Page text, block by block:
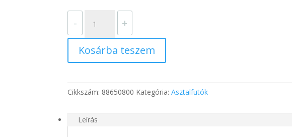
-
AIRLADE
MAGIE
BORDEAUX
asztalfutó
mennyiség
+
Kosárba teszem
Cikkszám: 88650800 Kategória:Asztalfutók
Leírás